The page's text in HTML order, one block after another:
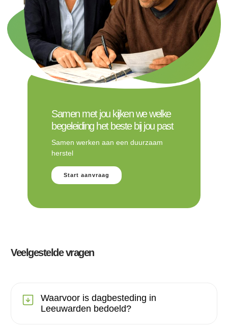
Samen met jou kijken we welke
begeleiding het beste bij jou past
Samen werken aan een duurzaam
herstel
Start aanvraag
Veelgestelde vragen
Waarvoor is dagbesteding in
Leeuwarden bedoeld?